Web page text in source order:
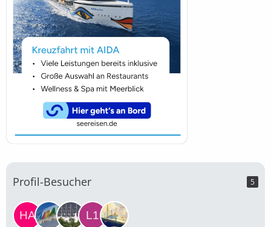
Profil-Besucher 5